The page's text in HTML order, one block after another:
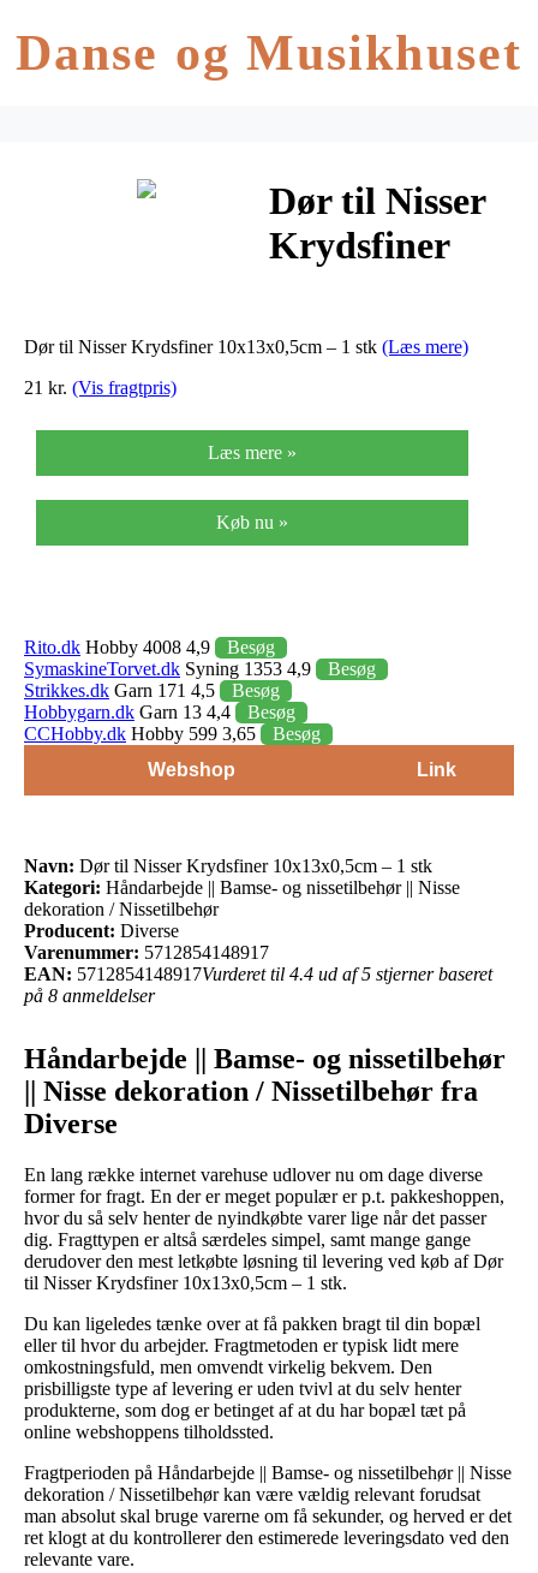
Danse og Musikhuset
Dør til Nisser
Krydsfiner
1 stk
Dør til Nisser Krydsfiner 10x13x0,5cm – 1 stk (Læs mere)
21 kr. (Vis fragtpris)
Læs mere »
Køb nu »
Rito.dk Hobby 4008 4,9
Besøg
SymaskineTorvet.dk Syning 1353 4,9
Besøg
Strikkes.dk Garn 171 4,5
Besøg
Hobbygarn.dk Garn 13 4,4
Besøg
CCHobby.dk Hobby 599 3,65
Besøg
Webshop
Link
Navn: Dør til Nisser Krydsfiner 10x13x0,5cm – 1 stk
Kategori: Håndarbejde || Bamse- og nissetilbehør || Nisse
dekoration / Nissetilbehør
Producent: Diverse
Varenummer: 5712854148917
EAN: 5712854148917Vurderet til 4.4 ud af 5 stjerner baseret
på 8 anmeldelser
Håndarbejde || Bamse- og nissetilbehør
|| Nisse dekoration / Nissetilbehør fra
Diverse
En lang række internet varehuse udlover nu om dage diverse
former for fragt. En der er meget populær er p.t. pakkeshoppen,
hvor du så selv henter de nyindkøbte varer lige når det passer
dig. Fragttypen er altså særdeles simpel, samt mange gange
derudover den mest letkøbte løsning til levering ved køb af Dør
til Nisser Krydsfiner 10x13x0,5cm – 1 stk.
Du kan ligeledes tænke over at få pakken bragt til din bopæl
eller til hvor du arbejder. Fragtmetoden er typisk lidt mere
omkostningsfuld, men omvendt virkelig bekvem. Den
prisbilligste type af levering er uden tvivl at du selv henter
produkterne, som dog er betinget af at du har bopæl tæt på
online webshoppens tilholdssted.
Fragtperioden på Håndarbejde || Bamse- og nissetilbehør || Nisse
dekoration / Nissetilbehør kan være vældig relevant forudsat
man absolut skal bruge varerne om få sekunder, og herved er det
ret klogt at du kontrollerer den estimerede leveringsdato ved den
relevante vare.